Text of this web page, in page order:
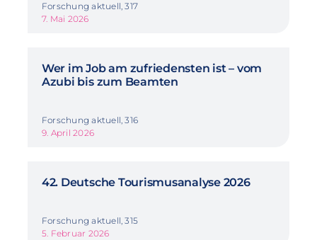
Forschung aktuell, 317
7. Mai 2026
Wer im Job am zufriedensten ist – vom
Azubi bis zum Beamten
Forschung aktuell, 316
9. April 2026
42. Deutsche Tourismusanalyse 2026
Forschung aktuell, 315
5. Februar 2026